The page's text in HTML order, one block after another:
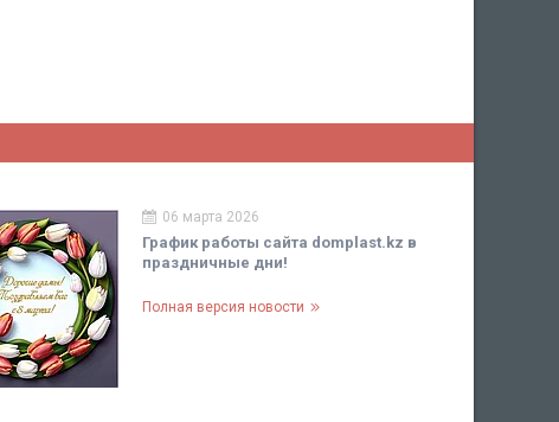
06 марта 2026
График работы сайта domplast.kz в
праздничные дни!
Полная версия новости